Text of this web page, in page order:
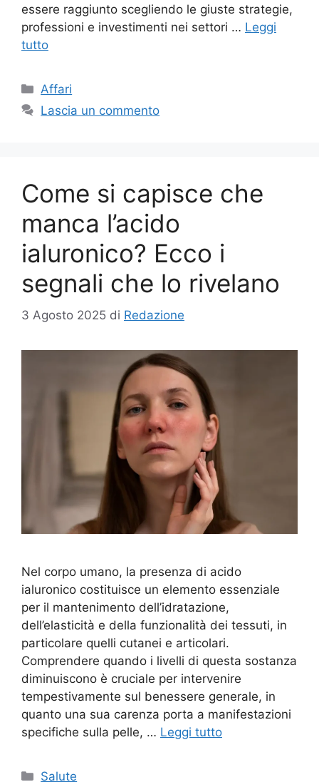
essere raggiunto scegliendo le giuste strategie,
professioni e investimenti nei settori … Leggi
tutto
Categorie
Affari
Lascia un commento
Come si capisce che
manca l’acido
ialuronico? Ecco i
segnali che lo rivelano
3 Agosto 2025 di Redazione
Nel corpo umano, la presenza di acido
ialuronico costituisce un elemento essenziale
per il mantenimento dell’idratazione,
dell’elasticità e della funzionalità dei tessuti, in
particolare quelli cutanei e articolari.
Comprendere quando i livelli di questa sostanza
diminuiscono è cruciale per intervenire
tempestivamente sul benessere generale, in
quanto una sua carenza porta a manifestazioni
specifiche sulla pelle, … Leggi tutto
Categorie
Salute